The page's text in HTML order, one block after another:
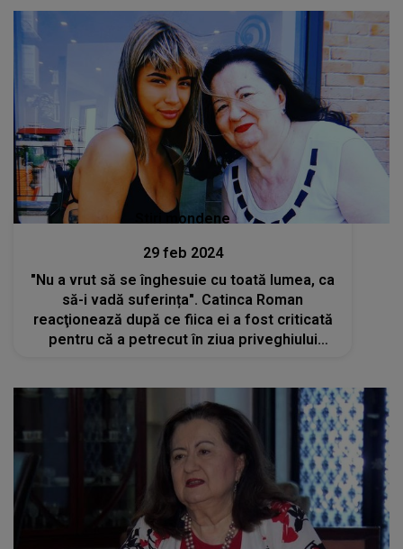
Stiri mondene
29 feb 2024
"Nu a vrut să se înghesuie cu toată lumea, ca
să-i vadă suferința". Catinca Roman
reacţionează după ce fiica ei a fost criticată
pentru că a petrecut în ziua priveghiului